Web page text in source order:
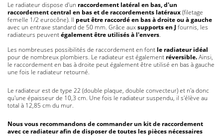
Le radiateur dispose d'un raccordement latéral en bas, d'un
raccordement central en bas et de raccordements latéraux(filetage
femelle 1/2 eurocône). Il peut être raccordé en bas à droite ou à gauche
avec un entraxe standard de 50 mm. Grâce auxsupports en J fournis, les
radiateurs peuventégalement être utilisés à l'envers.
Les nombreuses possibilités de raccordement en font le radiateur idéal
pour de nombreux plombiers. Le radiateur est également réversible.Ainsi,
le raccordement en bas à droite peut également être utilisé en bas à gauche
une fois le radiateur retourné.
Le radiateur est de type 22 (double plaque, double convecteur) et n'a donc
qu'une épaisseur de 10,3 cm. Une fois le radiateur suspendu, il s'élève au
total à 12,85 cm du mur.
Nous vous recommandons de commander un kit de raccordement
avec ce radiateur afin de disposer de toutes les pièces nécessaires